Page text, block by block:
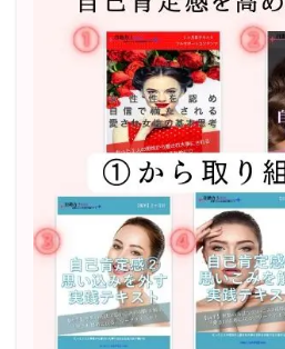
2022年2月〜6月 男性心理グ
20年8月〜25年3月 少人数制
71名 随時満席
2019年6月 恋愛コーチとして